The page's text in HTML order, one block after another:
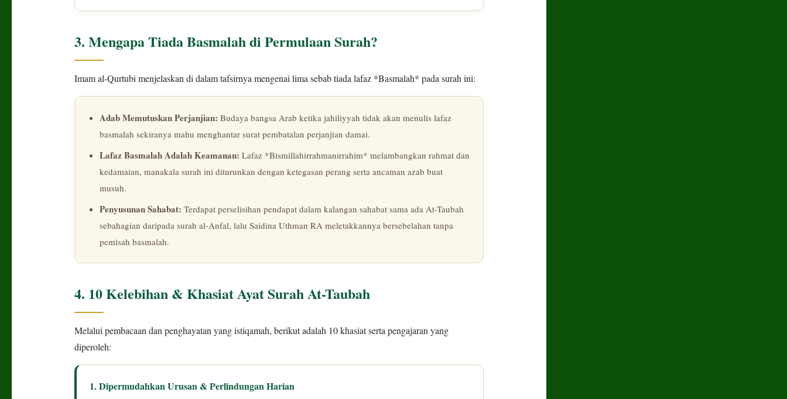
3. Mengapa Tiada Basmalah di Permulaan Surah?
Imam al-Qurtubi menjelaskan di dalam tafsirnya mengenai lima sebab tiada lafaz *Basmalah* pada surah ini:
Adab Memutuskan Perjanjian: Budaya bangsa Arab ketika jahiliyyah tidak akan menulis lafaz
basmalah sekiranya mahu menghantar surat pembatalan perjanjian damai.
Lafaz Basmalah Adalah Keamanan: Lafaz *Bismillahirrahmanirrahim* melambangkan rahmat dan
kedamaian, manakala surah ini diturunkan dengan ketegasan perang serta ancaman azab buat
musuh.
Penyusunan Sahabat: Terdapat perselisihan pendapat dalam kalangan sahabat sama ada At-Taubah
sebahagian daripada surah al-Anfal, lalu Saidina Uthman RA meletakkannya bersebelahan tanpa
pemisah basmalah.
4. 10 Kelebihan & Khasiat Ayat Surah At-Taubah
Melalui pembacaan dan penghayatan yang istiqamah, berikut adalah 10 khasiat serta pengajaran yang
diperoleh:
1. Dipermudahkan Urusan & Perlindungan Harian